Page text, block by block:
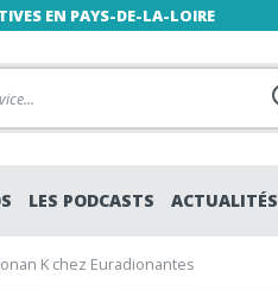
EN PAYS-DE-LA-LOIRE
LES PODCASTS ACTUALITÉS
K chez Euradionantes